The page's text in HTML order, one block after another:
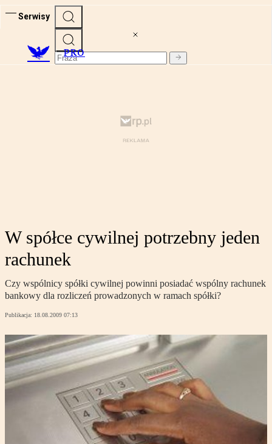
Serwisy
PRO
W spółce cywilnej potrzebny jeden
rachunek
Czy wspólnicy spółki cywilnej powinni posiadać wspólny rachunek
bankowy dla rozliczeń prowadzonych w ramach spółki?
Publikacja: 18.08.2009 07:13